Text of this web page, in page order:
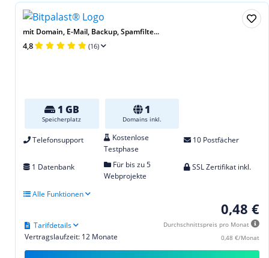
mit Domain, E-Mail, Backup, Spamfilte...
4,8 (16)
1 GB
Speicherplatz
1
Domains inkl.
Telefonsupport
Kostenlose
Testphase
10 Postfächer
1 Datenbank
Für bis zu 5
Webprojekte
SSL Zertifikat inkl.
Alle Funktionen
0,48 €
Durchschnittspreis pro Monat
0,48 €/Monat
Vertragslaufzeit: 12 Monate
Tarifdetails